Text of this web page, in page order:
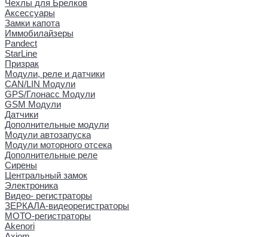
Чехлы для Брелков
Аксессуары
Замки капота
Иммобилайзеры
Pandect
StarLine
Призрак
Модули, реле и датчики
CAN/LIN Модули
GPS/Глонасс Модули
GSM Модули
Датчики
Дополнительные модули
Модули автозапуска
Модули моторного отсека
Дополнительные реле
Сирены
Центральный замок
Электроника
Видео- регистраторы
ЗЕРКАЛА-видеорегистраторы
МОТО-регистраторы
Akenori